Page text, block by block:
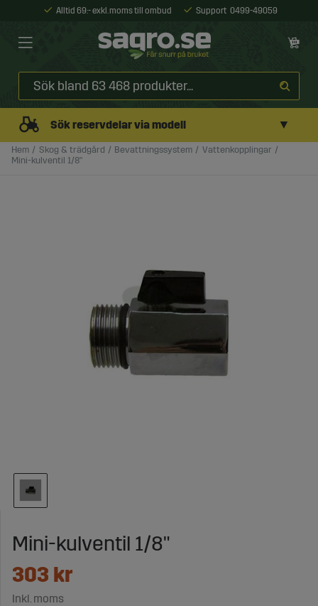
Alltid 69:- exkl. moms till ombud Support 0499-49059
Sök reservdelar via modell ▼
Hem Skog & trädgård Bevattningssystem
Vattenkopplingar
Mini-kulventil 1/8"
Mini-kulventil 1/8"
303 kr
Inkl. moms